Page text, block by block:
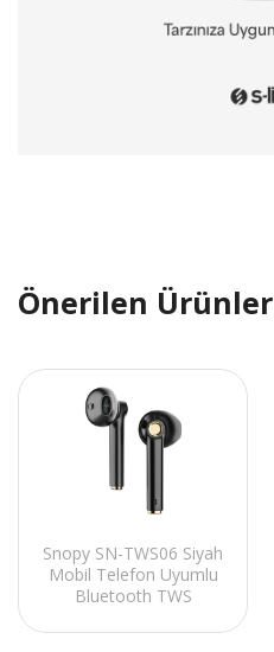
Önerilen Ürünler
Snopy SN-TWS06 Siyah
Mobil Telefon Uyumlu
Bluetooth TWS